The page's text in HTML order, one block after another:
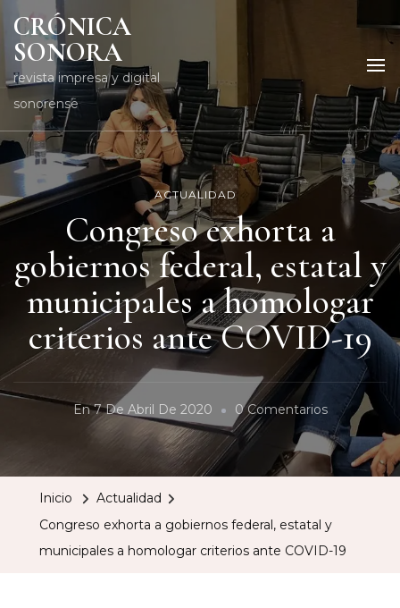
CRÓNICA
SONORA
revista impresa y digital
sonorense
ACTUALIDAD
Congreso exhorta a
gobiernos federal, estatal y
municipales a homologar
criterios ante COVID-19
En7 De Abril De 2020 0 ComentariosEn
Congreso
Exhorta
Inicio
Actualidad
Congreso exhorta a gobiernos federal, estatal y
municipales a homologar criterios ante COVID-19